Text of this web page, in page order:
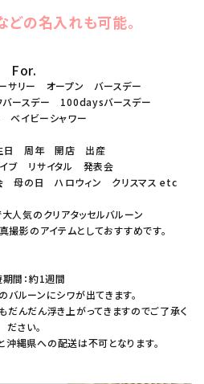
どの名入れも可能。
For.
サリー オープン バースデー
ースデー 100daysバースデー
ベイビーシャワー
日 周年 開店 出産
ブ リサイタル 発表会
の日 ハロウィン クリスマス etc
人気のクリアタッセルバルーン
撮影のアイテムとしておすすめです。
間：約1週間
ルーンにシワが出てきます。
だんだん浮き上がってきますのでご了承く
ださい。
縄県への配送は不可となります。